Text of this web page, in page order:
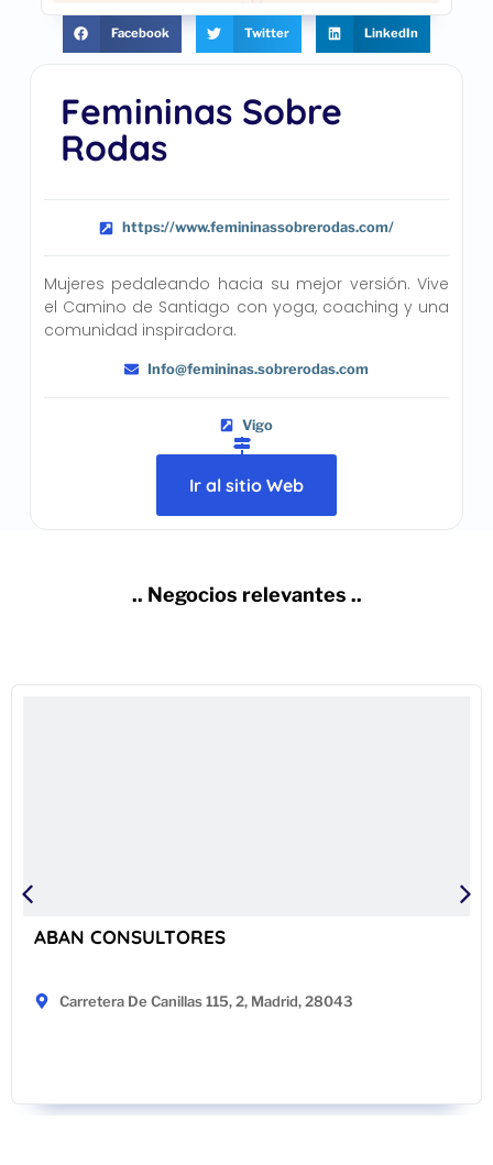
Femininas Sobre
Rodas
https://www.femininassobrerodas.com/
Mujeres pedaleando hacia su mejor versión. Vive
el Camino de Santiago con yoga, coaching y una
comunidad inspiradora.
Info@femininas.sobrerodas.com
Vigo
Ir al sitio Web
Facebook Twitter LinkedIn
.. Negocios relevantes ..
ABAN CONSULTORES
Carretera De Canillas 115, 2, Madrid, 28043